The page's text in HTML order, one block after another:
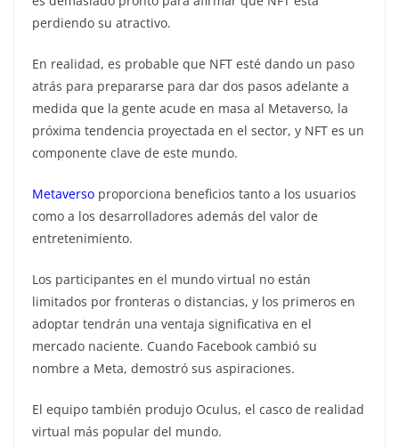
perdiendo su atractivo.
En realidad, es probable que NFT esté dando un paso
atrás para prepararse para dar dos pasos adelante a
medida que la gente acude en masa al Metaverso, la
próxima tendencia proyectada en el sector, y NFT es un
componente clave de este mundo.
Metaverso proporciona beneficios tanto a los usuarios
como a los desarrolladores además del valor de
entretenimiento.
Los participantes en el mundo virtual no están
limitados por fronteras o distancias, y los primeros en
adoptar tendrán una ventaja significativa en el
mercado naciente. Cuando Facebook cambió su
nombre a Meta, demostró sus aspiraciones.
El equipo también produjo Oculus, el casco de realidad
virtual más popular del mundo.